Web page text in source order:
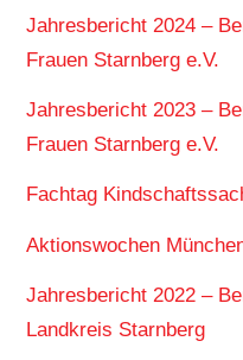
Jahresbericht 2024 –
Frauen Starnberg e.V.
Jahresbericht 2023 –
Frauen Starnberg e.V.
Fachtag
Aktionswochen
Jahresbericht 2022 –
Landkreis Starnberg